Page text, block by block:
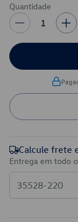
Quantidade
1
Calcule frete
Entrega em todo